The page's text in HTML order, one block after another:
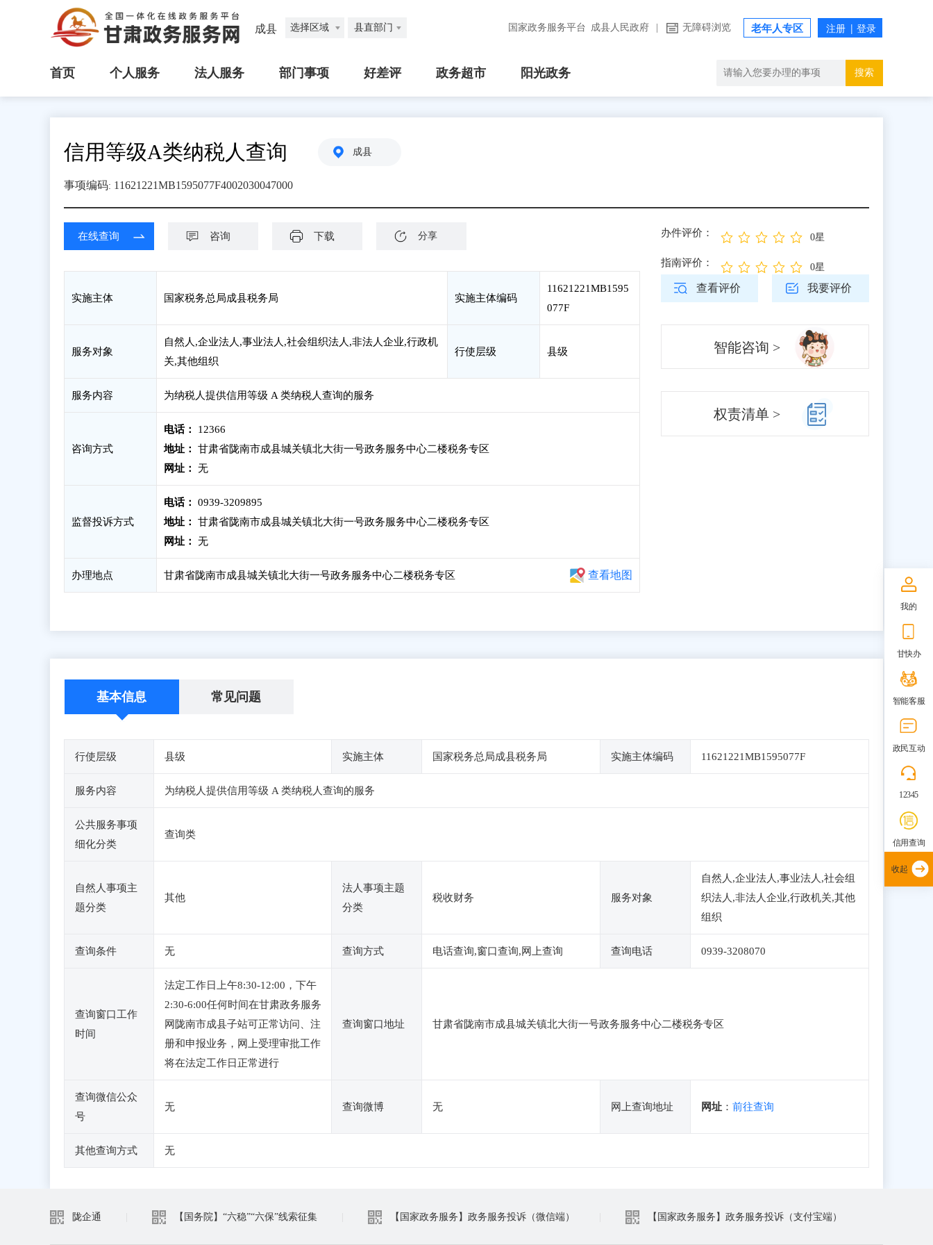
成县 选择区域 县直部门 国家政务服务平台 成县人民政府 无障碍浏览 老年人专区
首页 个人服务 法人服务 部门事项 好差评 政务超市 阳光政务 搜索
信用等级A类纳税人查询 成县
事项编码: 11621221MB1595077F4002030047000
在线查询 咨询 下载 分享
实施主体 国家税务总局成县税务局 实施主体编码
11621221MB1595
077F
服务对象
自然人,企业法人,事业法人,社会组织法人,非法人企业,行政机
关,其他组织
行使层级 县级
服务内容 为纳税人提供信用等级 A 类纳税人查询的服务
咨询方式
电话：
12366
地址：
甘肃省陇南市成县城关镇北大街一号政务服务中心二楼税务专区
网址：
无
监督投诉方式
电话：
0939-3209895
地址：
甘肃省陇南市成县城关镇北大街一号政务服务中心二楼税务专区
网址：
无
办理地点 甘肃省陇南市成县城关镇北大街一号政务服务中心二楼税务专区 查看地图
办件评价： 0星
指南评价： 0星
查看评价 我要评价
智能咨询 >
权责清单 >
基本信息 常见问题
行使层级 县级 实施主体 国家税务总局成县税务局 实施主体编码 11621221MB1595077F
服务内容 为纳税人提供信用等级 A 类纳税人查询的服务
公共服务事项
细化分类
查询类
自然人事项主
题分类
其他
法人事项主题
分类
税收财务 服务对象
自然人,企业法人,事业法人,社会组
织法人,非法人企业,行政机关,其他
组织
查询条件 无 查询方式 电话查询,窗口查询,网上查询 查询电话 0939-3208070
查询窗口工作
时间
法定工作日上午8:30-12:00，下午
2:30-6:00任何时间在甘肃政务服务
网陇南市成县子站可正常访问、注
册和申报业务，网上受理审批工作
将在法定工作日正常进行
查询窗口地址 甘肃省陇南市成县城关镇北大街一号政务服务中心二楼税务专区
查询微信公众
号
无 查询微博 无 网上查询地址 网址 ： 前往查询
其他查询方式 无
陇企通 【国务院】“六稳”“六保”线索征集 【国家政务服务】政务服务投诉（微信端） 【国家政务服务】政务服务投诉（支付宝端）
我的
甘快办
智能客服
政民互动
12345
信用查询
收起